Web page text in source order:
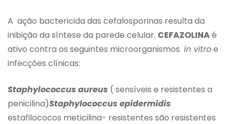
A ação bactericida das cefalosporinas resulta da
inibição da síntese da parede celular. CEFAZOLINAé
ativo contra os seguintes microorganismos in vitroe
infecções clínicas:
Staphylococcus aureus ( sensíveis e resistentes a
penicilina)Staphylococcus epidermidis
estafilococos meticilina- resistentes são resistentes